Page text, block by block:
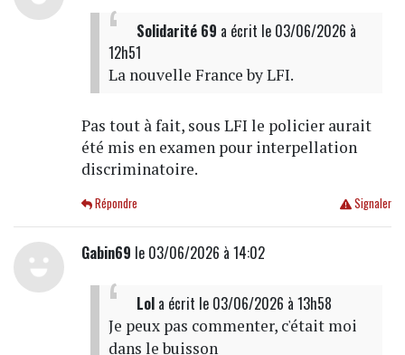
Solidarité 69 a écrit le 03/06/2026 à
12h51
La nouvelle France by LFI.
Pas tout à fait, sous LFI le policier aurait
été mis en examen pour interpellation
discriminatoire.
Signaler
Répondre
Gabin69 le 03/06/2026 à 14:02
Lola écrit le 03/06/2026 à 13h58
Je peux pas commenter, c'était moi
dans le buisson